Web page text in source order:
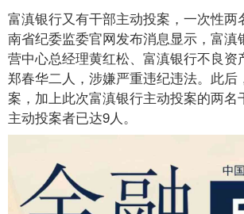
富滇银行又有干部主动投案，一次性两
南省纪委监委官网发布消息显示，富滇
营中心总经理黄红松、富滇银行不良资
郑春华二人，涉嫌严重违纪违法。此后
案，加上此次富滇银行主动投案的两名
主动投案者已达9人。